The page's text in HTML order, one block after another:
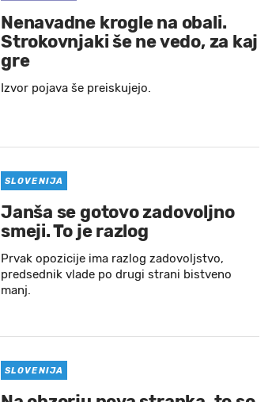
Nenavadne krogle na obali.
Strokovnjaki še ne vedo, za kaj
gre
Izvor pojava še preiskujejo.
SLOVENIJA
Janša se gotovo zadovoljno
smeji. To je razlog
Prvak opozicije ima razlog zadovoljstvo,
predsednik vlade po drugi strani bistveno
manj.
SLOVENIJA